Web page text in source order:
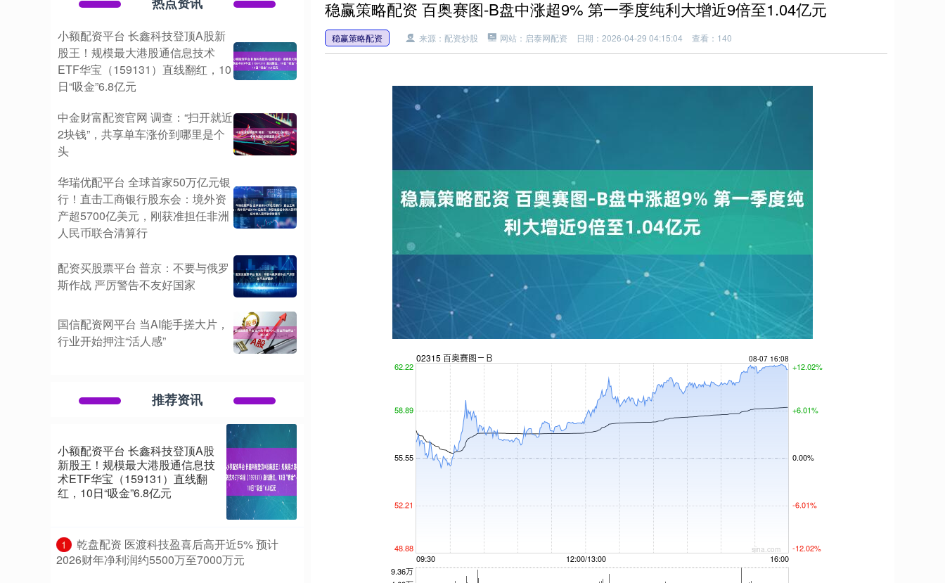
稳赢策略配资 百奥赛图-B盘中涨超9% 第一季度纯利大增近9倍至1.04亿元
稳赢策略配资 来源：配资炒股 网站：启泰网配资 日期：2026-04-29 04:15:04 查看：140
小额配资平台 长鑫科技登顶A股新
股王！规模最大港股通信息技术
ETF华宝（159131）直线翻红，10
日“吸金”6.8亿元
中金财富配资官网 调查：“扫开就近
2块钱”，共享单车涨价到哪里是个
头
华瑞优配平台 全球首家50万亿元银
行！直击工商银行股东会：境外资
产超5700亿美元，刚获准担任非洲
人民币联合清算行
配资买股票平台 普京：不要与俄罗
斯作战 严厉警告不友好国家
国信配资网平台 当AI能手搓大片，
行业开始押注“活人感”
推荐资讯
小额配资平台 长鑫科技登顶A股
新股王！规模最大港股通信息技
术ETF华宝（159131）直线翻
红，10日“吸金”6.8亿元
1
​乾盘配资 医渡科技盈喜后高开近5% 预计
2026财年净利润约5500万至7000万元